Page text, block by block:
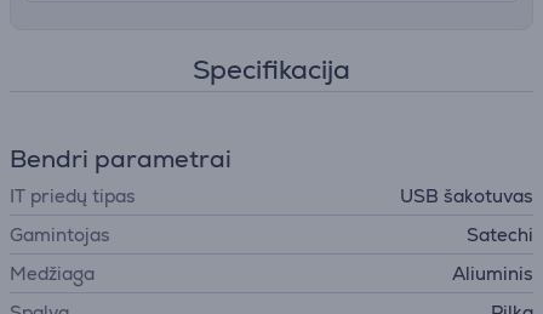
Specifikacija
Bendri parametrai
IT priedų tipas
USB šakotuvas
Gamintojas
Satechi
Medžiaga
Aliuminis